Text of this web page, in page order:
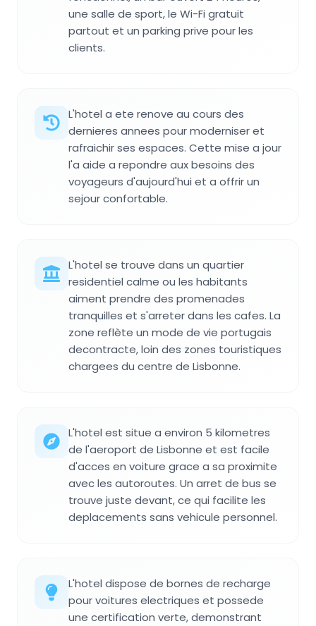
une salle de sport, le Wi-Fi gratuit
partout et un parking prive pour les
clients.
L'hotel a ete renove au cours des
dernieres annees pour moderniser et
rafraichir ses espaces. Cette mise a jour
l'a aide a repondre aux besoins des
voyageurs d'aujourd'hui et a offrir un
sejour confortable.
L'hotel se trouve dans un quartier
residentiel calme ou les habitants
aiment prendre des promenades
tranquilles et s'arreter dans les cafes. La
zone reflète un mode de vie portugais
decontracte, loin des zones touristiques
chargees du centre de Lisbonne.
L'hotel est situe a environ 5 kilometres
de l'aeroport de Lisbonne et est facile
d'acces en voiture grace a sa proximite
avec les autoroutes. Un arret de bus se
trouve juste devant, ce qui facilite les
deplacements sans vehicule personnel.
L'hotel dispose de bornes de recharge
pour voitures electriques et possede
une certification verte, demonstrant